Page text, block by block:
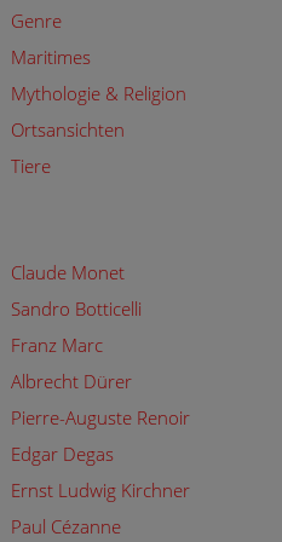
Genre
Maritimes
Mythologie & Religion
Ortsansichten
Tiere
Claude Monet
Sandro Botticelli
Franz Marc
Albrecht Dürer
Pierre-Auguste Renoir
Edgar Degas
Ernst Ludwig Kirchner
Paul Cézanne